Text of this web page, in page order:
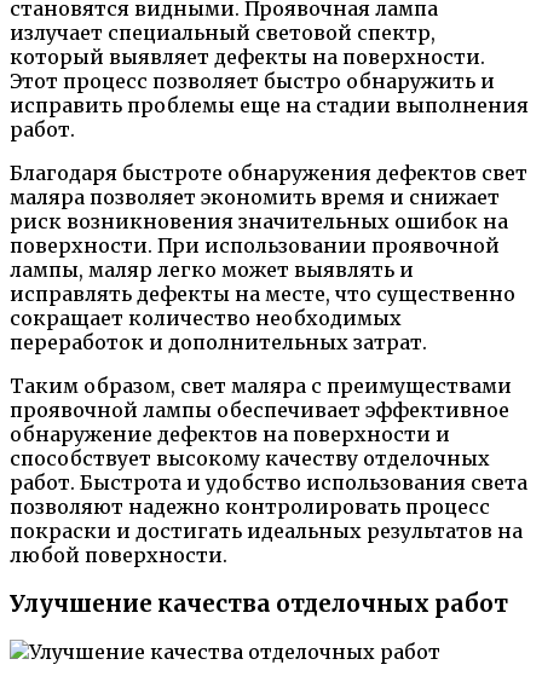
становятся видными. Проявочная лампа
излучает специальный световой спектр,
который выявляет дефекты на поверхности.
Этот процесс позволяет быстро обнаружить и
исправить проблемы еще на стадии выполнения
работ.
Благодаря быстроте обнаружения дефектов свет
маляра позволяет экономить время и снижает
риск возникновения значительных ошибок на
поверхности. При использовании проявочной
лампы, маляр легко может выявлять и
исправлять дефекты на месте, что существенно
сокращает количество необходимых
переработок и дополнительных затрат.
Таким образом, свет маляра с преимуществами
проявочной лампы обеспечивает эффективное
обнаружение дефектов на поверхности и
способствует высокому качеству отделочных
работ. Быстрота и удобство использования света
позволяют надежно контролировать процесс
покраски и достигать идеальных результатов на
любой поверхности.
Улучшение качества отделочных работ